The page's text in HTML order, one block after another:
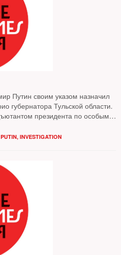
Путин своим указом назначил
губернатора Тульской области.
президента по особым
Силами
PUTIN, INVESTIGATION